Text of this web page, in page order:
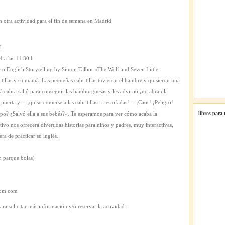
actividad para el fin de semana en Madrid.
a las 11:30 h
English Storytelling by Simon Talbot «The Wolf and Seven Little
y su mamá. Las pequeñas cabritillas tuvieron el hambre y quisieron una
cabra salió para conseguir las hamburguesas y les advirtió ¡no abran la
y… ¡quiso comerse a las cabritillas … estofadas!… ¡Caos! ¡Peligro!
¿Salvó ella a sus bebés?». Te esperamos para ver cómo acaba la
nos ofrecerá divertidas historias para niños y padres, muy interactivas,
de practicar su inglés.
parque bolas)
solicitar más información y/o reservar la actividad:
libros para